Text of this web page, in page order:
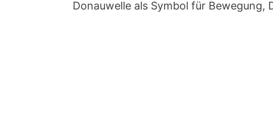
Donauwelle als Symbol für